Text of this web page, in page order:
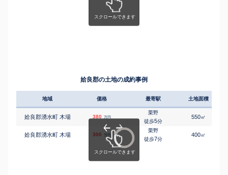
姶良郡の土地の成約事例
地域 価格 最寄駅 土地面積
姶良郡湧水町 木場 380 万円
栗野
徒歩5分
550㎡
姶良郡湧水町 木場 300 万円
栗野
徒歩7分
400㎡